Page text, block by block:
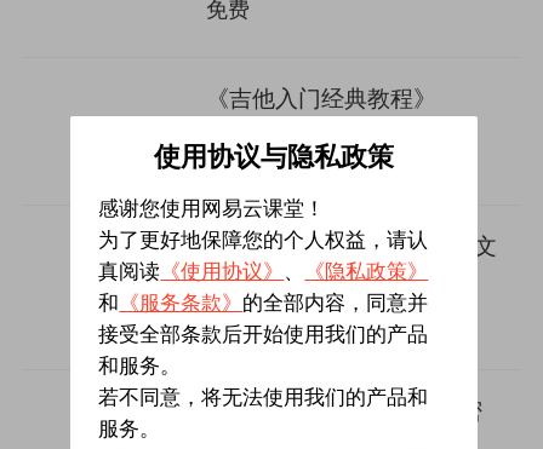
免费
《吉他入门经典教程》
免费
Mike Johnston架子鼓（中文
版）
5 542人学过
￥300
你所不知道的唱歌十大秘密
使用协议与隐私政策
感谢您使用网易云课堂！
为了更好地保障您的个人权益，请认
真阅读 《使用协议》 、
《隐私政策》
和 《服务条款》 的全部内容，同意并
接受全部条款后开始使用我们的产品
和服务。
若不同意，将无法使用我们的产品和
服务。